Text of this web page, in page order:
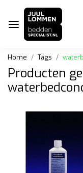
Home Tags
Producten